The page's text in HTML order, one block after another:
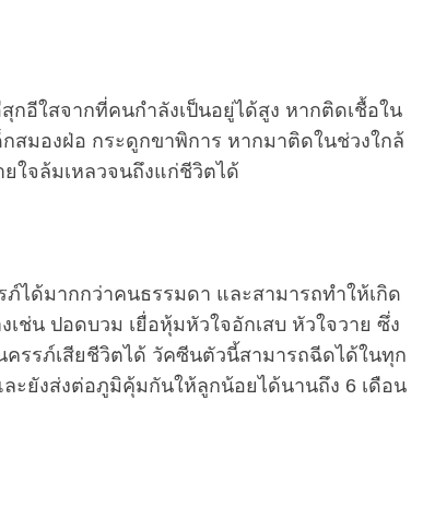
อีใสจากที่คนกำลังเป็นอยู่ได้สูง หากติดเชื้อใน
สมองฝ่อ กระดูกขาพิการ หากมาติดในช่วงใกล้
ใจล้มเหลวจนถึงแก่ชีวิตได้
ด้มากกว่าคนธรรมดา และสามารถทำให้เกิด
ช่น ปอดบวม เยื่อหุ้มหัวใจอักเสบ หัวใจวาย ซึ่ง
รรภ์เสียชีวิตได้ วัคซีนตัวนี้สามารถฉีดได้ในทุก
ะยังส่งต่อภูมิคุ้มกันให้ลูกน้อยได้นานถึง 6 เดือน